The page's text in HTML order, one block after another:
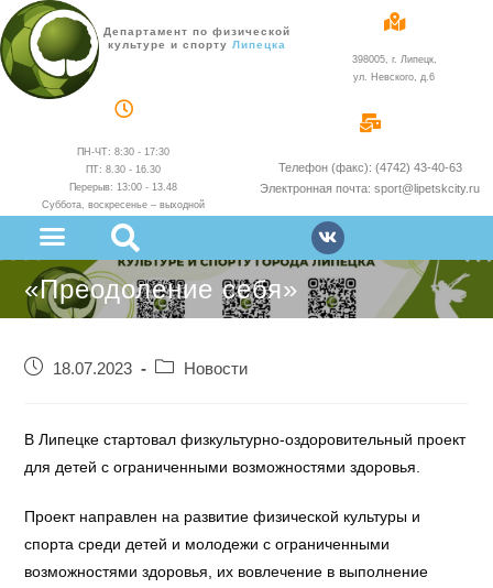
Департамент по физической
культуре и спорту
администрации
398005, г. Липецк,
ул. Невского, д.6
ПН-ЧТ: 8:30 - 17:30
ПТ: 8.30 - 16.30
Перерыв: 13:00 - 13.48
Суббота, воскресенье – выходной
Телефон (факс): (4742) 43-40-63
Электронная почта: sport@lipetskcity.ru
«Преодоление себя»
18.07.2023 Новости
В Липецке стартовал физкультурно-оздоровительный проект
для детей с ограниченными возможностями здоровья.
Проект направлен на развитие физической культуры и
спорта среди детей и молодежи с ограниченными
возможностями здоровья, их вовлечение в выполнение